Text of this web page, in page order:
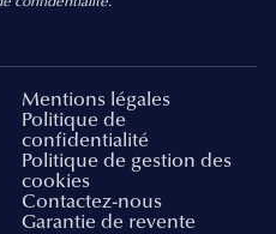
Mentions légales
Politique de
confidentialité
Politique de gestion des
cookies
Contactez-nous
Garantie de revente